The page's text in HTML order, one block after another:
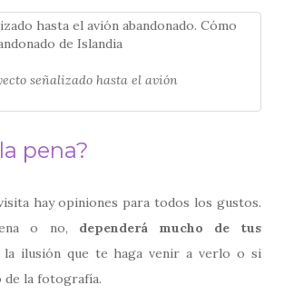
señalizado hasta el avión
pena?
hay opiniones para todos los gustos.
o no, dependerá mucho de tus
la ilusión que te haga venir a verlo o si
de la fotografía.